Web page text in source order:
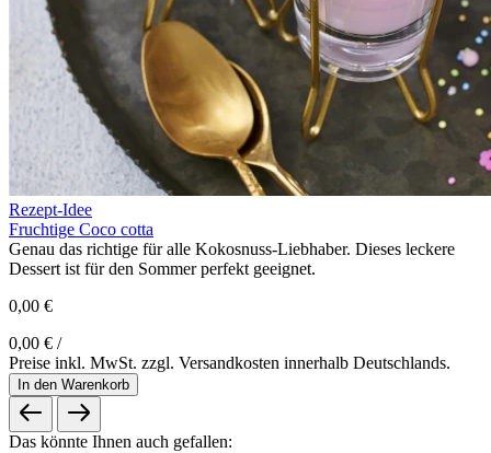
Rezept-Idee
Fruchtige Coco cotta
Genau das richtige für alle Kokosnuss-Liebhaber. Dieses leckere
Dessert ist für den Sommer perfekt geeignet.
0,00 €
0,00 € /
Preise inkl. MwSt. zzgl. Versandkosten innerhalb Deutschlands.
In den Warenkorb
Das könnte Ihnen auch gefallen: